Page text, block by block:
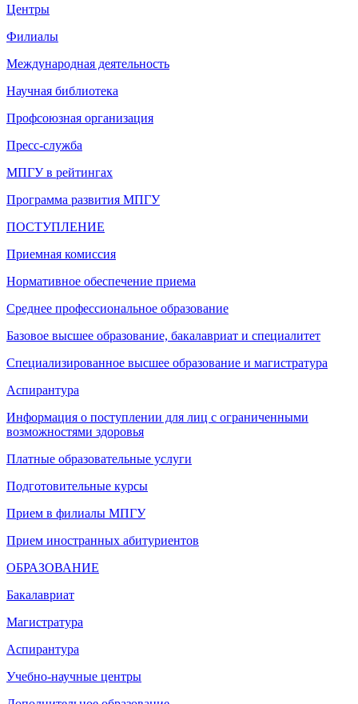
Центры
Филиалы
Международная деятельность
Научная библиотека
Профсоюзная организация
Пресс-служба
МПГУ в рейтингах
Программа развития МПГУ
ПОСТУПЛЕНИЕ
Приемная комиссия
Нормативное обеспечение приема
Среднее профессиональное образование
Базовое высшее образование, бакалавриат и специалитет
Специализированное высшее образование и магистратура
Аспирантура
Информация о поступлении для лиц с ограниченными
возможностями здоровья
Платные образовательные услуги
Подготовительные курсы
Прием в филиалы МПГУ
Прием иностранных абитуриентов
ОБРАЗОВАНИЕ
Бакалавриат
Магистратура
Аспирантура
Учебно-научные центры